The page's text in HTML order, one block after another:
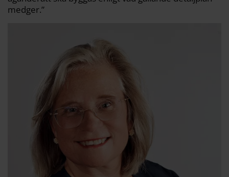
medger.”